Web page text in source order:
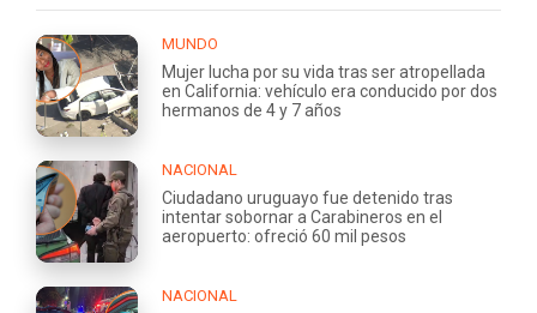
MUNDO
Mujer lucha por su vida tras ser atropellada
en California: vehículo era conducido por dos
hermanos de 4 y 7 años
NACIONAL
Ciudadano uruguayo fue detenido tras
intentar sobornar a Carabineros en el
aeropuerto: ofreció 60 mil pesos
NACIONAL